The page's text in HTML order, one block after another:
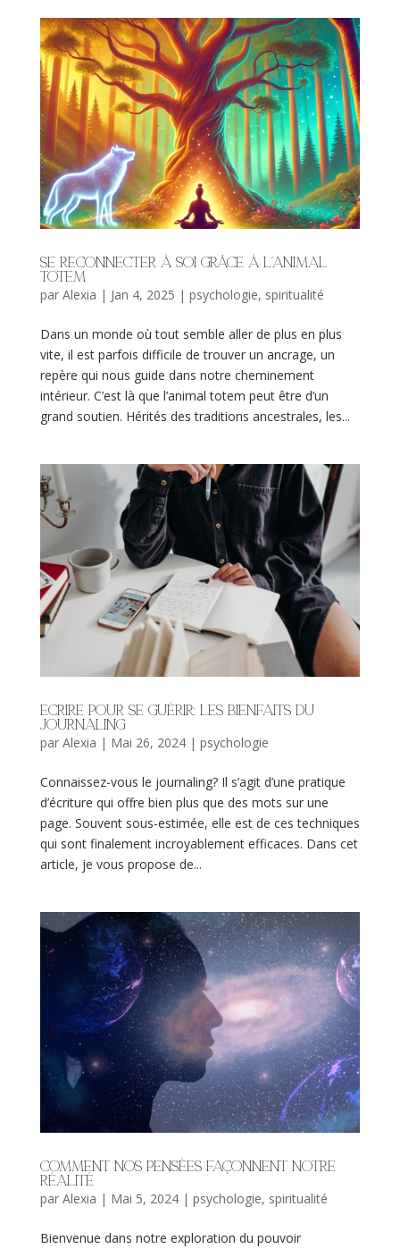
Se reconnecter à soi grâce à l’animal
totem
par Alexia | Jan 4, 2025 | psychologie, spiritualité
Dans un monde où tout semble aller de plus en plus
vite, il est parfois difficile de trouver un ancrage, un
repère qui nous guide dans notre cheminement
intérieur. C’est là que l’animal totem peut être d’un
grand soutien. Hérités des traditions ancestrales, les...
Ecrire pour se guérir: les bienfaits du
journaling
par Alexia | Mai 26, 2024| psychologie
Connaissez-vous le journaling? Il s’agit d’une pratique
d’écriture qui offre bien plus que des mots sur une
page. Souvent sous-estimée, elle est de ces techniques
qui sont finalement incroyablement efficaces. Dans cet
article, je vous propose de...
Comment nos pensées façonnent notre
réalité
par Alexia | Mai 5, 2024| psychologie, spiritualité
Bienvenue dans notre exploration du pouvoir